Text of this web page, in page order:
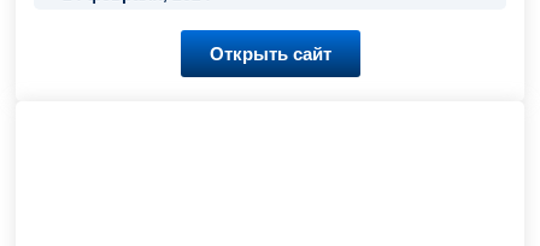
Открыть сайт